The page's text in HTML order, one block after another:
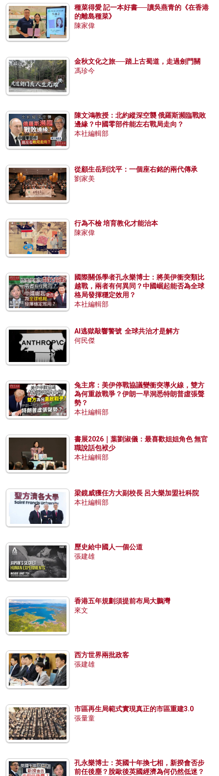
種菜得愛 記一本好書──讀吳燕青的《在香港
的離島種菜》
陳家偉
金秋文化之旅──踏上古蜀道，走過劍門關
馮珍今
陳文鴻教授：北約縱深空襲 俄羅斯瀕臨戰敗
邊緣？中國零部件能左右戰局走向？
本社編輯部
從顧生岳到沈平：一個座右銘的兩代傳承
劉家美
行為不檢 培育教化才能治本
陳家偉
國際關係學者孔永樂博士：將美伊衝突類比
越戰，兩者有何異同？中國崛起能否為全球
格局發揮穩定效用？
本社編輯部
AI逃獄敲響警號 全球共治才是解方
何民傑
兔主席：美伊停戰協議變衝突導火線，雙方
為何重啟戰爭？伊朗一早洞悉特朗普虛張聲
勢？
本社編輯部
書展2026｜葉劉淑儀：最喜歡姐姐角色 無官
職說話包袱少
本社編輯部
梁鏡威獲任方大副校長 呂大樂加盟社科院
本社編輯部
歷史給中國人一個公道
張建雄
香港五年規劃須提前布局大鵬灣
來文
西方世界兩批政客
張建雄
市區再生局範式實現真正的市區重建3.0
張量童
孔永樂博士：英國十年換七相，新揆會否步
前任後塵？脫歐後英國經濟為何仍然低迷？